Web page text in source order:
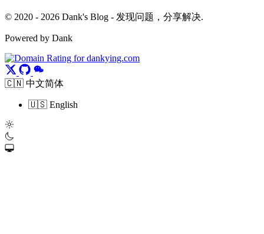
© 2020 - 2026 Dank's Blog - 发现问题，分享解决.
Powered by Dank
🇨🇳 中文简体
🇺🇸 English